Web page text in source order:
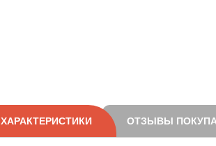
ХАРАКТЕРИСТИКИ ОТЗЫВЫ